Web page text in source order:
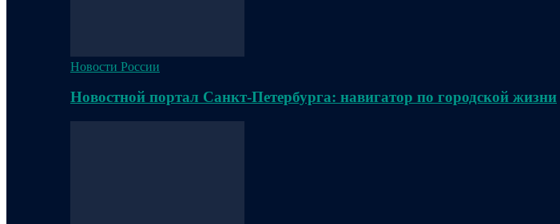
Новости России
Новостной портал Санкт-Петербурга: навигатор по городской жизни